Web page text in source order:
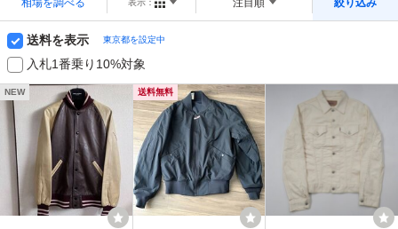
送料を表示 東京都を設定中
入札1番乗り10%対象
NEW 送料無料